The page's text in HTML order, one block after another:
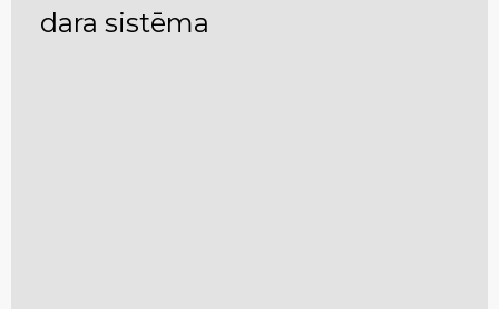
dara sistēma